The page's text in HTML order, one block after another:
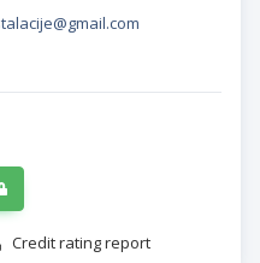
Credit rating report